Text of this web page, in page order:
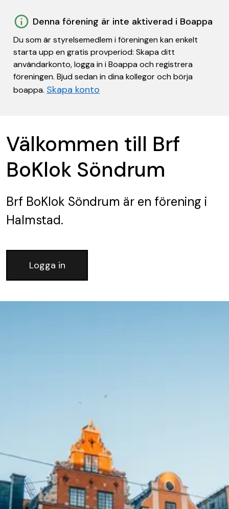
Denna förening är inte aktiverad i Boappa
Du som är styrelsemedlem i föreningen kan enkelt
starta upp en gratis provperiod: Skapa ditt
användarkonto, logga in i Boappa och registrera
föreningen. Bjud sedan in dina kollegor och börja
boappa. Skapa konto
Välkommen till Brf
BoKlok Söndrum
Brf BoKlok Söndrum är en förening i
Halmstad.
Logga in